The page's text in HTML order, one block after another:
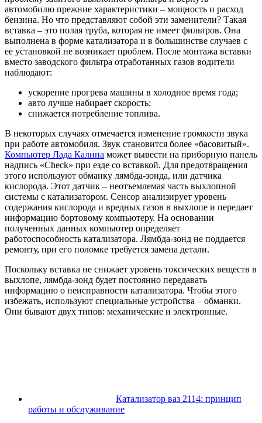
автомобилю прежние характеристики – мощность и расход
бензина. Но что представляют собой эти заменители? Такая
вставка – это полая труба, которая не имеет фильтров. Она
выполнена в форме катализатора и в большинстве случаев с
ее установкой не возникает проблем. После монтажа вставки
вместо заводского фильтра отработанных газов водители
наблюдают:
ускорение прогрева машины в холодное время года;
авто лучше набирает скорость;
снижается потребление топлива.
В некоторых случаях отмечается изменение громкости звука
при работе автомобиля. Звук становится более «басовитый».
Компьютер Лада Калина может вывести на приборную панель
надпись «Check» при езде со вставкой. Для предотвращения
этого используют обманку лямбда-зонда, или датчика
кислорода. Этот датчик – неотъемлемая часть выхлопной
системы с катализатором. Сенсор анализирует уровень
содержания кислорода и вредных газов в выхлопе и передает
информацию бортовому компьютеру. На основании
полученных данных компьютер определяет
работоспособность катализатора. Лямбда-зонд не поддается
ремонту, при его поломке требуется замена детали.
Поскольку вставка не снижает уровень токсических веществ в
выхлопе, лямбда-зонд будет постоянно передавать
информацию о неисправности катализатора. Чтобы этого
избежать, используют специальные устройства – обманки.
Они бывают двух типов: механические и электронные.
Катализатор ваз 2114: принцип
работы и обслуживание